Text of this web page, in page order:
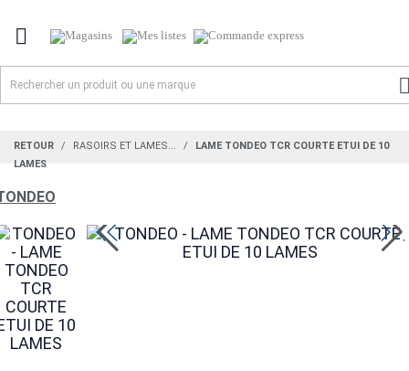

RETOUR RASOIRS ET LAMES...
LAME TONDEO TCR COURTE ETUI DE 10
LAMES